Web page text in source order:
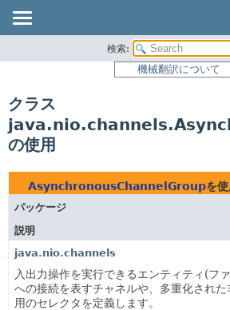
パッケージ
クラス
使用
ツリー
新規
非推奨
索引
ヘルプ
検索:
機械翻訳について
クラス
の使用
AsynchronousChannelGroupを
パッケージ
説明
java.nio.channels
入出力操作を実行できるエンティティ(フ
への接続を表すチャネルや、多重化され
用のセレクタを定義します。